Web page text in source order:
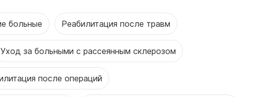
больные Реабилитация после травм
Уход за больными с рассеянным склерозом
после операций